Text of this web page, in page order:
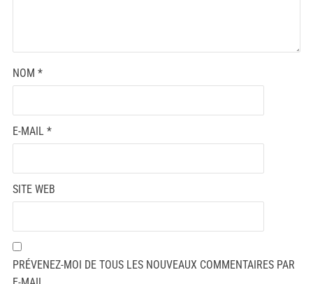
NOM *
E-MAIL *
SITE WEB
PRÉVENEZ-MOI DE TOUS LES NOUVEAUX COMMENTAIRES PAR